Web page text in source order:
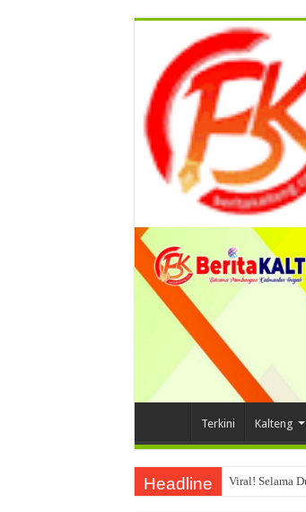
Terkini Kalteng
Headline Viral! Selama